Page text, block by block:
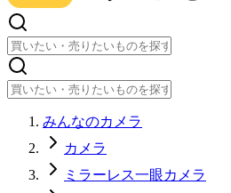
みんなのカメラ
カメラ
ミラーレス一眼カメラ